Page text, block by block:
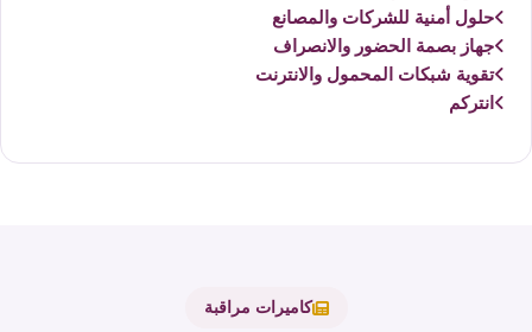
حلول أمنية للشركات والمصانع
جهاز بصمة الحضور والانصراف
تقوية شبكات المحمول والانترنت
انتركم
كاميرات مراقبة